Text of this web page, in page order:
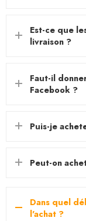
Est-ce que
livraison ?
Faut-il
Facebook ?
Puis-je
Peut-on
Dans quel
l'achat ?